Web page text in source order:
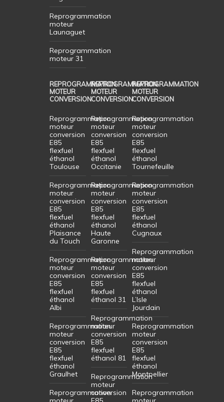
Reprogrammation
moteur
Launaguet
Reprogrammation
moteur 31
REPROGRAMMATION
MOTEUR
CONVERSION
Reprogrammation
moteur
conversion
E85
flexfuel
éthanol
Toulouse
Reprogrammation
moteur
conversion
E85
flexfuel
éthanol
Plaisance
du Touch
Reprogrammation
moteur
conversion
E85
flexfuel
éthanol
Albi
Reprogrammation
moteur
conversion
E85
flexfuel
éthanol
Graulhet
Reprogrammation
REPROGRAMMATION
MOTEUR
CONVERSION
Reprogrammation
moteur
conversion
E85
flexfuel
éthanol
Occitanie
Reprogrammation
moteur
conversion
E85
flexfuel
éthanol
Haute
Garonne
Reprogrammation
moteur
conversion
E85
flexfuel
éthanol 31
Reprogrammation
moteur
conversion
E85
flexfuel
éthanol 81
Reprogrammation
moteur
conversion
REPROGRAMMATION
MOTEUR
CONVERSION
Reprogrammation
moteur
conversion
E85
flexfuel
éthanol
Tournefeuille
Reprogrammation
moteur
conversion
E85
flexfuel
éthanol
Cugnaux
Reprogrammation
moteur
conversion
E85
flexfuel
éthanol
L’Isle
Jourdain
Reprogrammation
moteur
conversion
E85
flexfuel
éthanol
Montpellier
Reprogrammation